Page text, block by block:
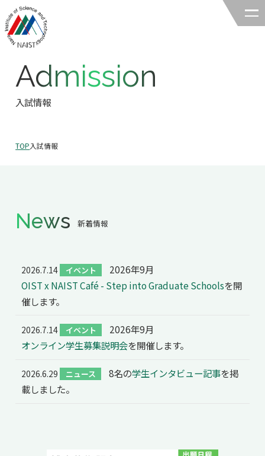
奈良先端科学技術大学院大学
研究室一覧
共用機器・設備紹介
NAIST Edge BIO
教育TOP
セミナー情報
国際バイオゼミナール
サマーキャンプ
海外ラボインターンシップ
キャリア
就職実績
就職支援
入試情報
入試情報TOP
研究＆授業
イベント
生活
アクセス
お問い
Admission
入試情報
TOP入試情報
News 新着情報
2026.7.14 イベント
2026年9月
OIST x NAIST Café - Step into Graduate Schoolsを開
催します。
2026.7.14 イベント
2026年9月
オンライン学生募集説明会を開催します。
2026.6.29 ニュース 8名の学生インタビュー記事を掲
載しました。